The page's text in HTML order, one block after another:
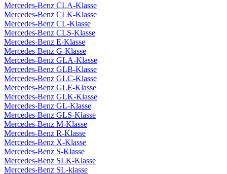
Mercedes-Benz CLA-Klasse
Mercedes-Benz CLK-Klasse
Mercedes-Benz CL-Klasse
Mercedes-Benz CLS-Klasse
Mercedes-Benz E-Klasse
Mercedes-Benz G-Klasse
Mercedes-Benz GLA-Klasse
Mercedes-Benz GLB-Klasse
Mercedes-Benz GLC-Klasse
Mercedes-Benz GLE-Klasse
Mercedes-Benz GLK-Klasse
Mercedes-Benz GL-Klasse
Mercedes-Benz GLS-Klasse
Mercedes-Benz M-Klasse
Mercedes-Benz R-Klasse
Mercedes-Benz X-Klasse
Mercedes-Benz S-Klasse
Mercedes-Benz SLK-Klasse
Mercedes-Benz SL-klasse